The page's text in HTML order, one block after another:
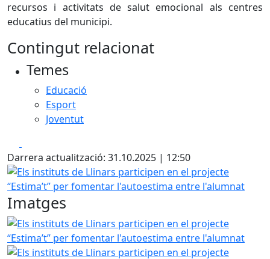
recursos i activitats de salut emocional als centres
educatius del municipi.
Contingut relacionat
Temes
Educació
Esport
Joventut
Darrera actualització: 31.10.2025 | 12:50
Els instituts de Llinars participen en el projecte
Imatges
Els instituts de Llinars participen en el projecte
Els instituts de Llinars participen en el projecte